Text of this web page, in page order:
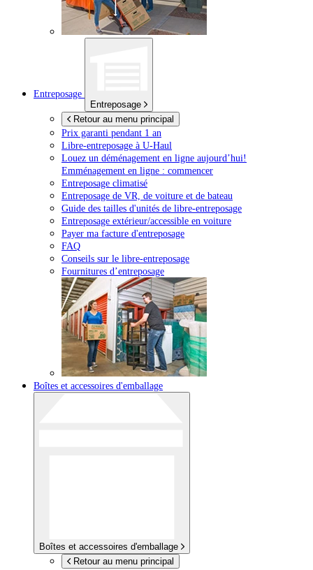
Entreposage
Entreposage
Retour au menu principal
Prix garanti pendant 1 an
Libre-entreposage à U-Haul
Louez un déménagement en ligne aujourd’hui!
Emménagement en ligne : commencer
Entreposage climatisé
Entreposage de VR, de voiture et de bateau
Guide des tailles d'unités de libre-entreposage
Entreposage extérieur/accessible en voiture
Payer ma facture d'entreposage
FAQ
Conseils sur le libre-entreposage
Fournitures d’entreposage
Boîtes et accessoires d'emballage
Boîtes et accessoires d'emballage
Retour au menu principal